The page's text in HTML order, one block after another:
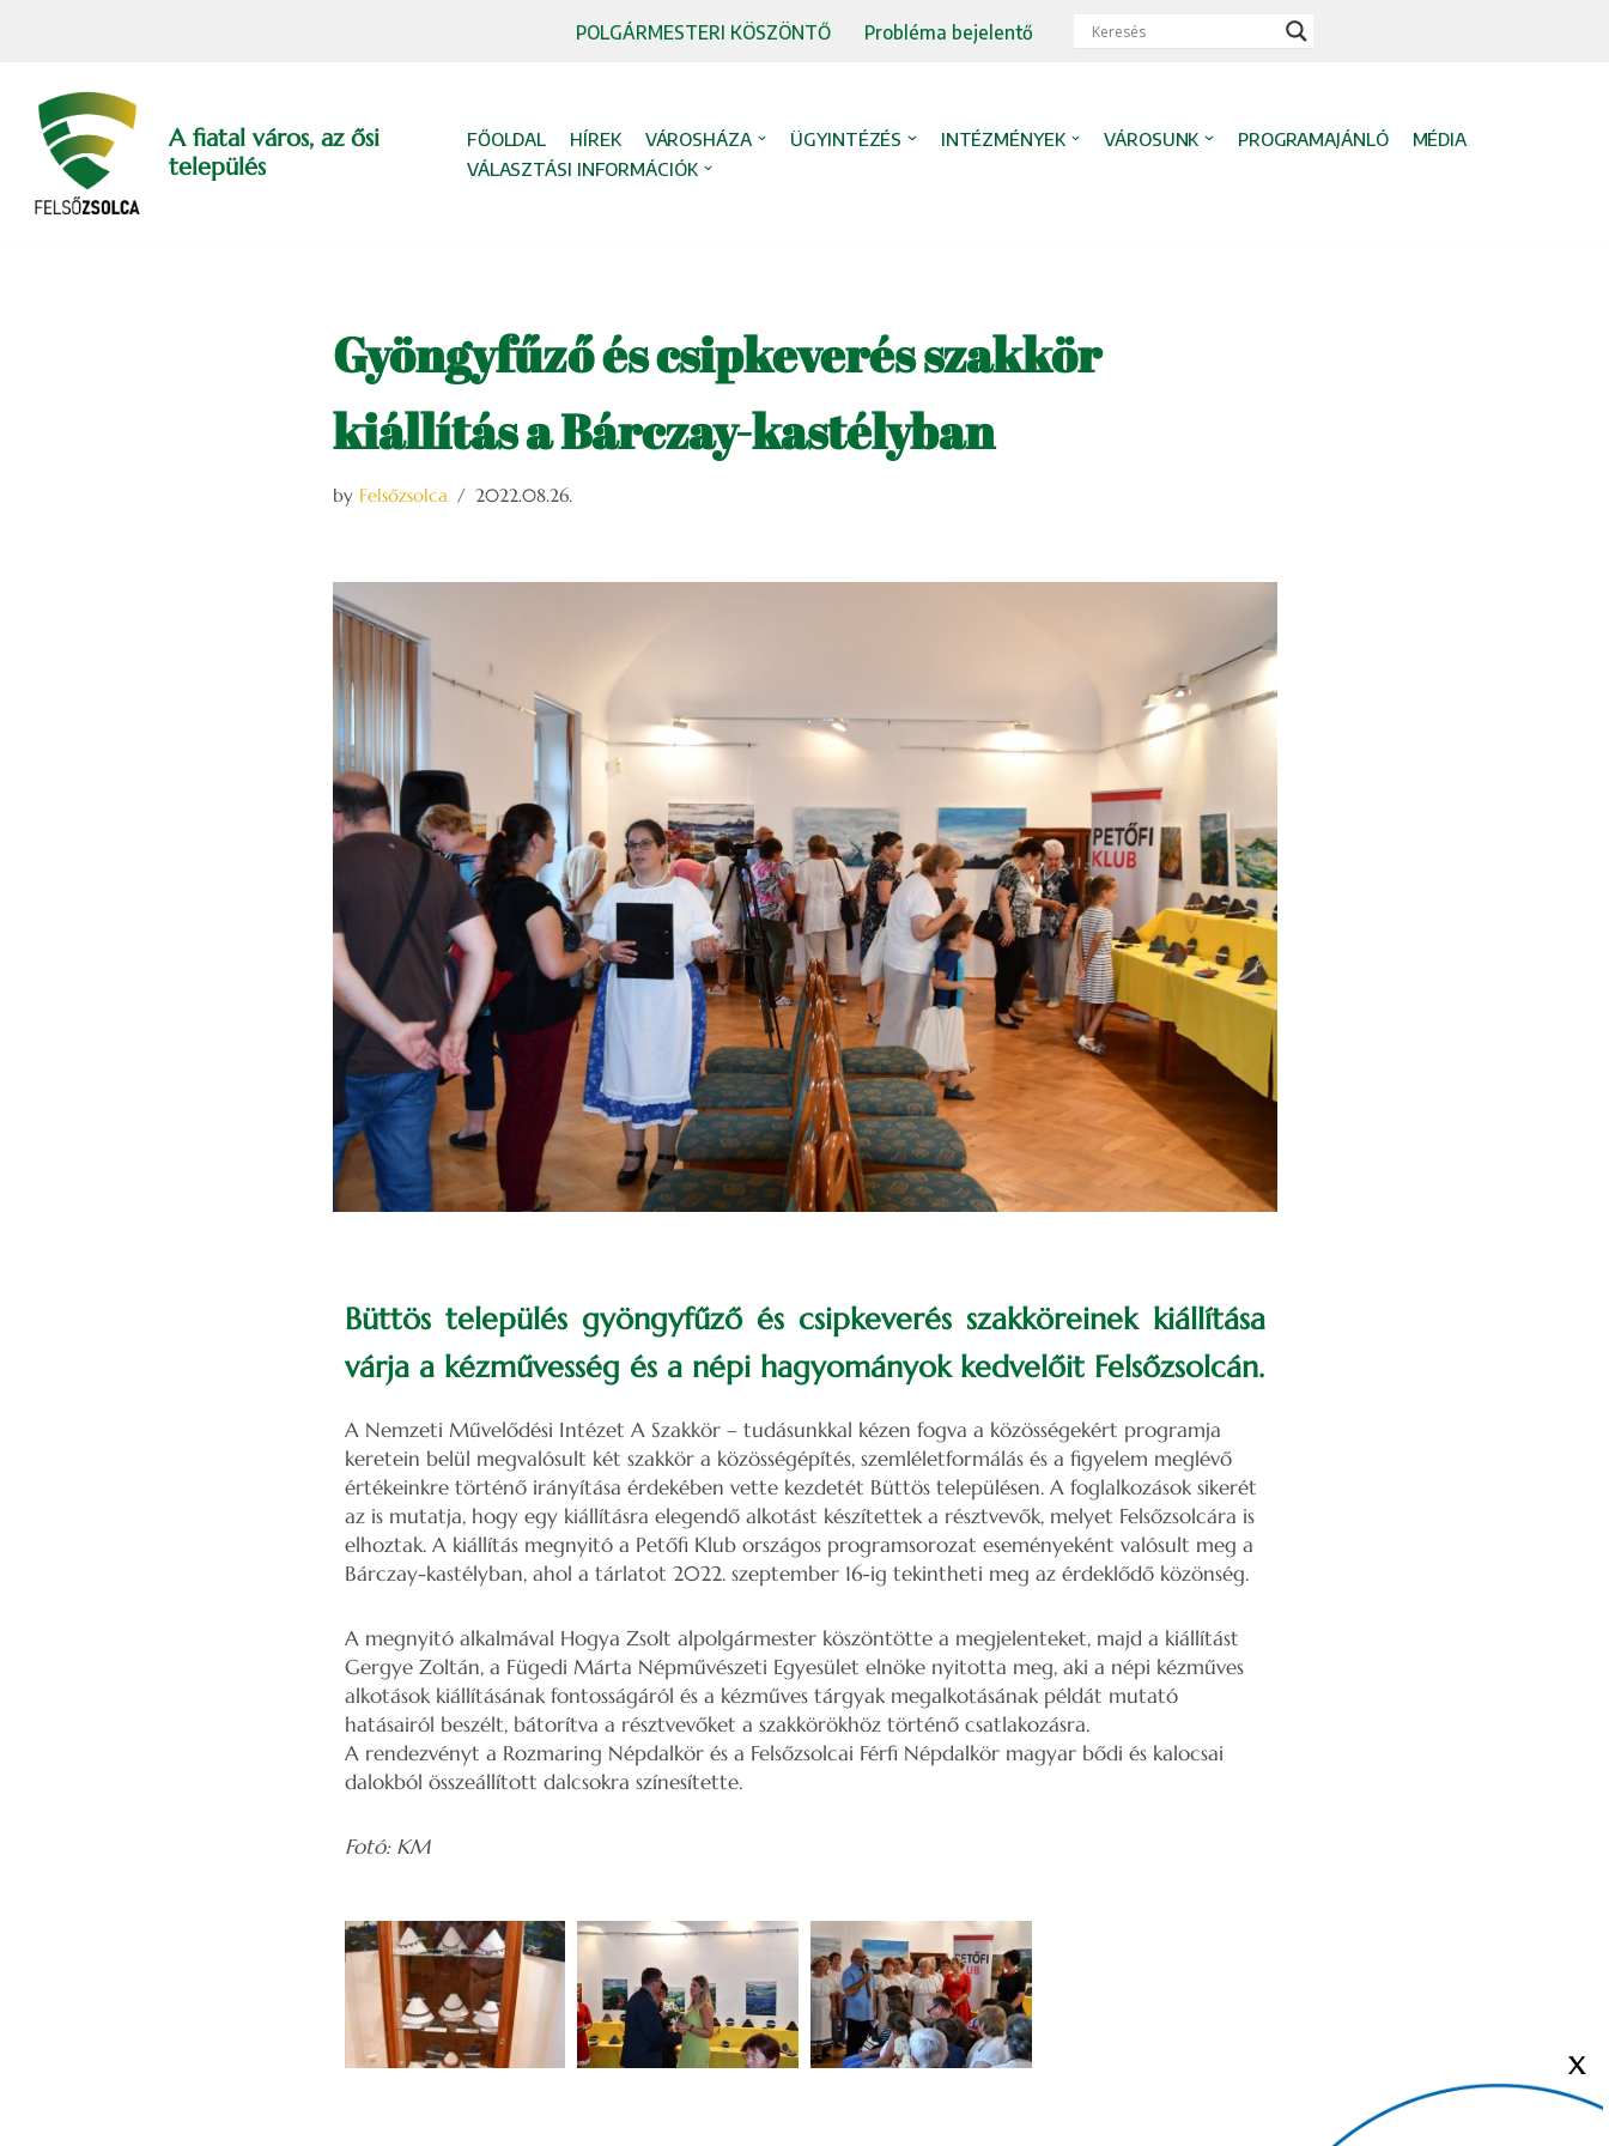
content
POLGÁRMESTERI KÖSZÖNTŐ Probléma bejelentő
A fiatal város, az ősi
település
FŐOLDAL HÍREK VÁROSHÁZA ÜGYINTÉZÉS INTÉZMÉNYEK VÁROSUNK PROGRAMAJÁNLÓ
MÉDIA
VÁLASZTÁSI INFORMÁCIÓK
Gyöngyfűző és csipkeverés szakkör
kiállítás a Bárczay-kastélyban
by Felsőzsolca 2022.08.26.
Büttös település gyöngyfűző és csipkeverés szakköreinek kiállítása
várja a kézművesség és a népi hagyományok kedvelőit Felsőzsolcán.
A Nemzeti Művelődési Intézet A Szakkör – tudásunkkal kézen fogva a közösségekért programja
keretein belül megvalósult két szakkör a közösségépítés, szemléletformálás és a figyelem meglévő
értékeinkre történő irányítása érdekében vette kezdetét Büttös településen. A foglalkozások sikerét
az is mutatja, hogy egy kiállításra elegendő alkotást készítettek a résztvevők, melyet Felsőzsolcára is
elhoztak. A kiállítás megnyitó a Petőfi Klub országos programsorozat eseményeként valósult meg a
Bárczay-kastélyban, ahol a tárlatot 2022. szeptember 16-ig tekintheti meg az érdeklődő közönség.
A megnyitó alkalmával Hogya Zsolt alpolgármester köszöntötte a megjelenteket, majd a kiállítást
Gergye Zoltán, a Fügedi Márta Népművészeti Egyesület elnöke nyitotta meg, aki a népi kézműves
alkotások kiállításának fontosságáról és a kézműves tárgyak megalkotásának példát mutató
hatásairól beszélt, bátorítva a résztvevőket a szakkörökhöz történő csatlakozásra.
A rendezvényt a Rozmaring Népdalkör és a Felsőzsolcai Férfi Népdalkör magyar bődi és kalocsai
dalokból összeállított dalcsokra színesítette.
Fotó: KM
X